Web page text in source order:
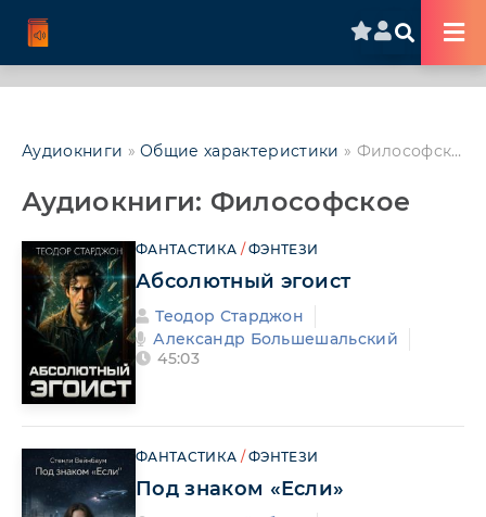
Аудиокниги »Общие характеристики » Философское
Аудиокниги: Философское
ФАНТАСТИКА /ФЭНТЕЗИ
Абсолютный эгоист
Теодор Старджон
Александр Большешальский
45:03
ФАНТАСТИКА /ФЭНТЕЗИ
Под знаком «Если»